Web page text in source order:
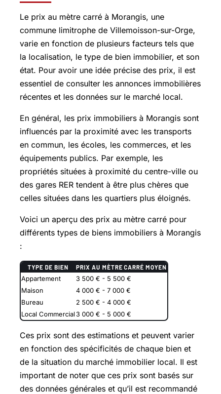
Le prix au mètre carré à Morangis, une
commune limitrophe de Villemoisson-sur-Orge,
varie en fonction de plusieurs facteurs tels que
la localisation, le type de bien immobilier, et son
état. Pour avoir une idée précise des prix, il est
essentiel de consulter les annonces immobilières
récentes et les données sur le marché local.
En général, les prix immobiliers à Morangis sont
influencés par la proximité avec les transports
en commun, les écoles, les commerces, et les
équipements publics. Par exemple, les
propriétés situées à proximité du centre-ville ou
des gares RER tendent à être plus chères que
celles situées dans les quartiers plus éloignés.
Voici un aperçu des prix au mètre carré pour
différents types de biens immobiliers à Morangis
:
TYPE DE BIEN PRIX AU MÈTRE CARRÉ MOYEN
Appartement
3 500 € - 5 500 €
Maison
4 000 € - 7 000 €
Bureau
2 500 € - 4 000 €
Local Commercial3 000 € - 5 000 €
Ces prix sont des estimations et peuvent varier
en fonction des spécificités de chaque bien et
de la situation du marché immobilier local. Il est
important de noter que ces prix sont basés sur
des données générales et qu’il est recommandé